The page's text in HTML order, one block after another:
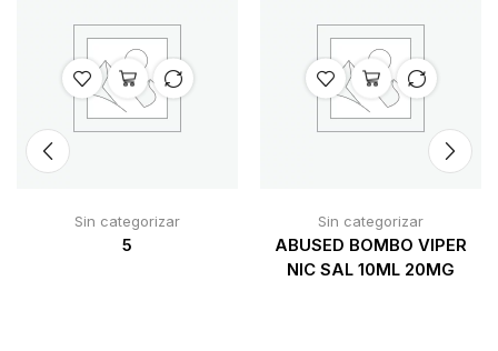
Sin categorizar
5
Sin categorizar
ABUSED BOMBO VIPER
NIC SAL 10ML 20MG